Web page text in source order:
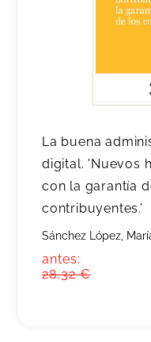
La buena
digital. 'Nuevos
con la garantía
contribuyentes.'
Sánchez López,
antes:
28,32 €